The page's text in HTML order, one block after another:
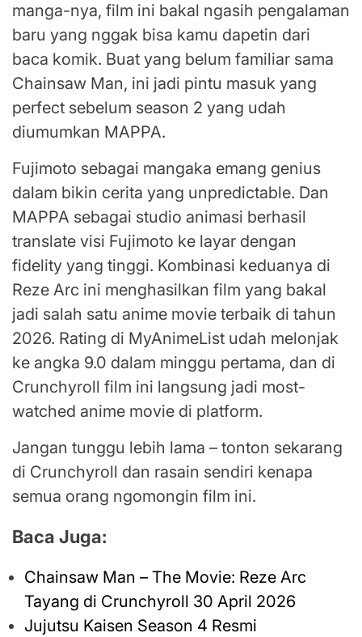
manga-nya, film ini bakal ngasih pengalaman
baru yang nggak bisa kamu dapetin dari
baca komik. Buat yang belum familiar sama
Chainsaw Man, ini jadi pintu masuk yang
perfect sebelum season 2 yang udah
diumumkan MAPPA.
Fujimoto sebagai mangaka emang genius
dalam bikin cerita yang unpredictable. Dan
MAPPA sebagai studio animasi berhasil
translate visi Fujimoto ke layar dengan
fidelity yang tinggi. Kombinasi keduanya di
Reze Arc ini menghasilkan film yang bakal
jadi salah satu anime movie terbaik di tahun
2026. Rating di MyAnimeList udah melonjak
ke angka 9.0 dalam minggu pertama, dan di
Crunchyroll film ini langsung jadi most-
watched anime movie di platform.
Jangan tunggu lebih lama – tonton sekarang
di Crunchyroll dan rasain sendiri kenapa
semua orang ngomongin film ini.
Baca Juga:
Chainsaw Man – The Movie: Reze Arc
Tayang di Crunchyroll 30 April 2026
Jujutsu Kaisen Season 4 Resmi